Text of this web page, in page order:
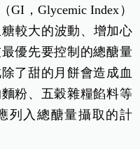
，Glycemic Index）
較大的波動、增加心
優先要控制的總醣量
了甜的月餅會造成血
粉、五穀雜糧餡料等
列入總醣量攝取的計